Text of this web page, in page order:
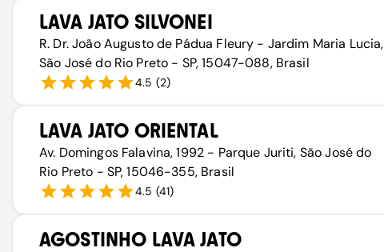
LAVA JATO SILVONEI
R. Dr. João Augusto de Pádua Fleury - Jardim Maria Lucia,
São José do Rio Preto - SP, 15047-088, Brasil
4.5 (2)
LAVA JATO ORIENTAL
Av. Domingos Falavina, 1992 - Parque Juriti, São José do
Rio Preto - SP, 15046-355, Brasil
4.5 (41)
AGOSTINHO LAVA JATO